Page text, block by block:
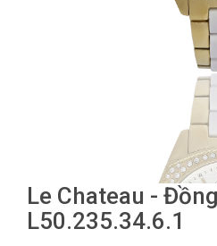
Le Chateau -
L50.235.34.6.1